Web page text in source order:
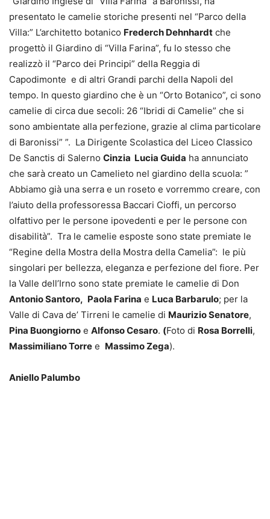
presentato le camelie storiche presenti nel “Parco della
Villa:” L’architetto botanico Frederch Dehnhardt che
progettò il Giardino di “Villa Farina”, fu lo stesso che
realizzò il “Parco dei Principi” della Reggia di
Capodimonte e di altri Grandi parchi della Napoli del
tempo. In questo giardino che è un “Orto Botanico”, ci sono
camelie di circa due secoli: 26 “Ibridi di Camelie” che si
sono ambientate alla perfezione, grazie al clima particolare
di Baronissi” ”. La Dirigente Scolastica del Liceo Classico
De Sanctis di Salerno Cinzia Lucia Guida ha annunciato
che sarà creato un Camelieto nel giardino della scuola: ”
Abbiamo già una serra e un roseto e vorremmo creare, con
l’aiuto della professoressa Baccari Cioffi, un percorso
olfattivo per le persone ipovedenti e per le persone con
disabilità”. Tra le camelie esposte sono state premiate le
“Regine della Mostra della Mostra della Camelia”: le più
singolari per bellezza, eleganza e perfezione del fiore. Per
la Valle dell’Irno sono state premiate le camelie di Don
Antonio Santoro, Paola Farina e Luca Barbarulo; per la
Valle di Cava de’ Tirreni le camelie di Maurizio Senatore,
Pina Buongiorno e Alfonso Cesaro. (Foto di Rosa Borrelli,
Massimiliano Torre e Massimo Zega).
Aniello Palumbo